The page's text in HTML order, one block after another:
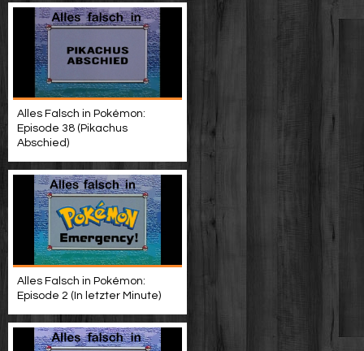
Alles Falsch in Pokémon:
Episode 38 (Pikachus
Abschied)
Alles Falsch in Pokémon:
Episode 2 (In letzter Minute)